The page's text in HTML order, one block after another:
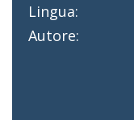
Lingua:
Autore: